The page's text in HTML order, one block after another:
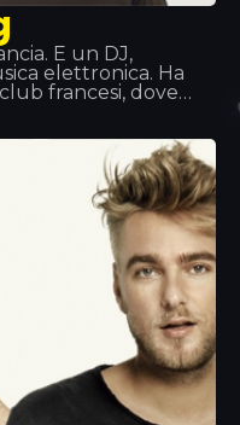
È un DJ,
elettronica. Ha
francesi, dove
“Edony” o “Heart
ribalta; in seguito ha
avuto il piacere
possiamo dire solo